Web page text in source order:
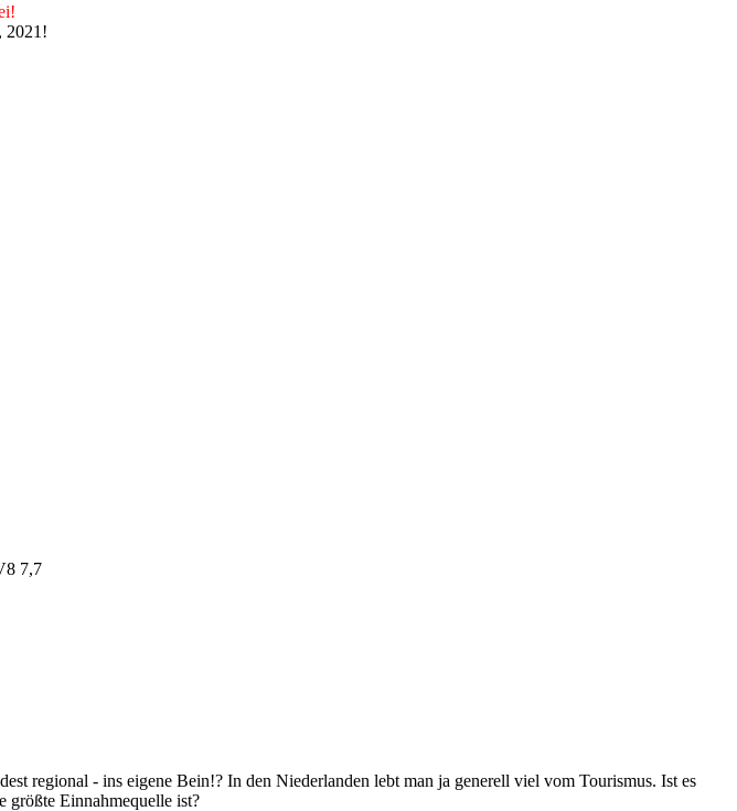
2021!
7,7
regional - ins eigene Bein!? In den Niederlanden lebt man ja generell viel vom Tourismus. Ist es
größte Einnahmequelle ist?